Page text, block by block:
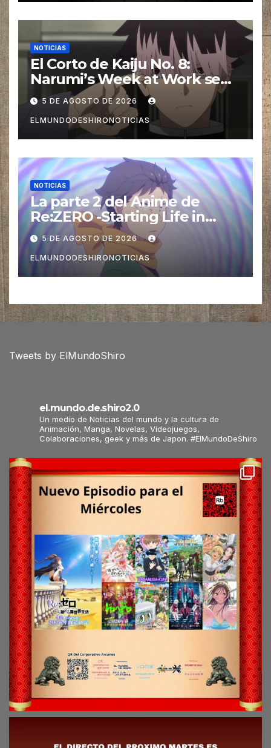
NOTICIAS
El Corto de Kaiju No. 8:
Narumi’s Week at Work se
estrena en Septiembre
5 DE AGOSTO DE 2026
ELMUNDODESHIRONOTICIAS
NOTICIAS
La parte 2 del Anime de
Re:ZERO -Starting Life in
Another World- Temporada 4
esta regresando este 12 de
Agosto
5 DE AGOSTO DE 2026
ELMUNDODESHIRONOTICIAS
Tweets by ElMundoShiro
el.mundo.de.shiro2.0
Un medio de Noticias del mundo y la cultura de
Animación, Manga, Novelas, Videojuegos,
Colaboraciones, geek y más de Japon. #ElMundoDeShiro